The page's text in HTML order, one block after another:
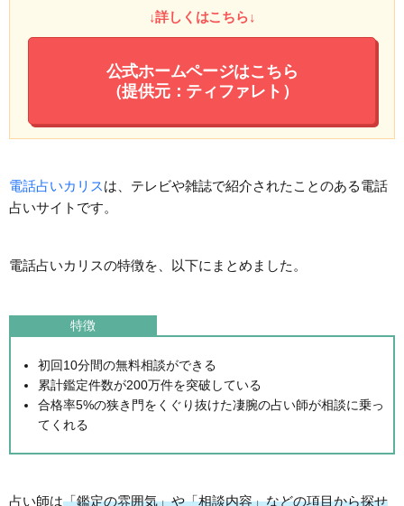
↓詳しくはこちら↓
公式ホームページはこちら
（提供元：ティファレト）
電話占いカリスは、テレビや雑誌で紹介されたことのある電話
占いサイトです。
電話占いカリスの特徴を、以下にまとめました。
特徴
初回10分間の無料相談ができる
累計鑑定件数が200万件を突破している
合格率5%の狭き門をくぐり抜けた凄腕の占い師が相談に乗っ
てくれる
占い師は「鑑定の雰囲気」や「相談内容」などの項目から探せ